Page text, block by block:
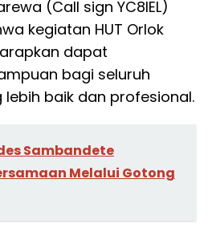
(Call sign YC8IEL)
kegiatan HUT Orlok
dapat
bagi seluruh
baik dan profesional.
Sambandete
Melalui Gotong